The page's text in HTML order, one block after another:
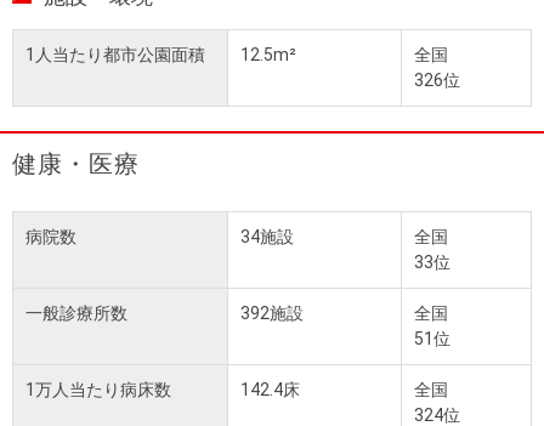
1人当たり都市公園面積 12.5m²
全国
326位
健康・医療
病院数 34施設
全国
33位
一般診療所数 392施設
全国
51位
1万人当たり病床数 142.4床
全国
324位